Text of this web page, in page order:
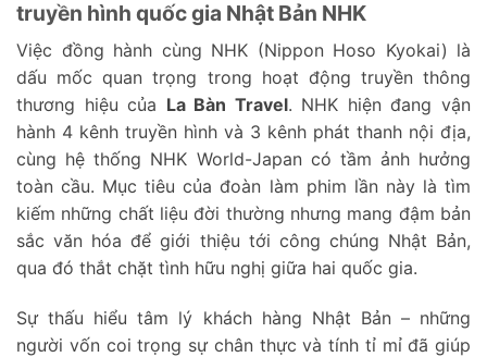
truyền hình quốc gia Nhật Bản NHK
Việc đồng hành cùng NHK (Nippon Hoso Kyokai) là
dấu mốc quan trọng trong hoạt động truyền thông
thương hiệu của La Bàn Travel. NHK hiện đang vận
hành 4 kênh truyền hình và 3 kênh phát thanh nội địa,
cùng hệ thống NHK World-Japan có tầm ảnh hưởng
toàn cầu. Mục tiêu của đoàn làm phim lần này là tìm
kiếm những chất liệu đời thường nhưng mang đậm bản
sắc văn hóa để giới thiệu tới công chúng Nhật Bản,
qua đó thắt chặt tình hữu nghị giữa hai quốc gia.
Sự thấu hiểu tâm lý khách hàng Nhật Bản – những
người vốn coi trọng sự chân thực và tính tỉ mỉ đã giúp